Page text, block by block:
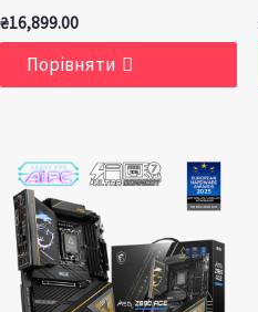
₴16,899.00
Порівняти